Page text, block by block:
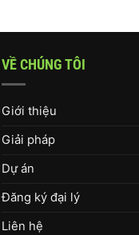
VỀ CHÚNG TÔI
Giới thiệu
Giải pháp
Dự án
Đăng ký đại lý
Liên hệ